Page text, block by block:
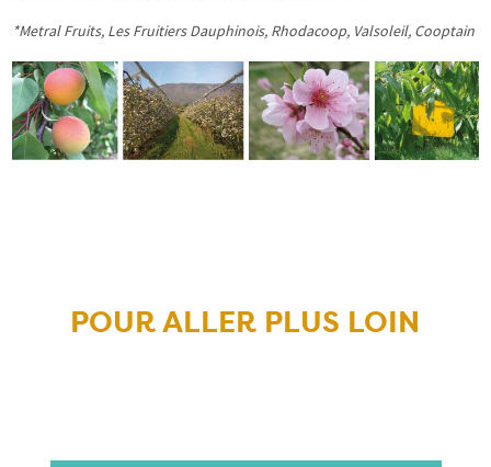
*Metral Fruits, Les Fruitiers Dauphinois, Rhodacoop, Valsoleil, Cooptain
POUR ALLER PLUS LOIN